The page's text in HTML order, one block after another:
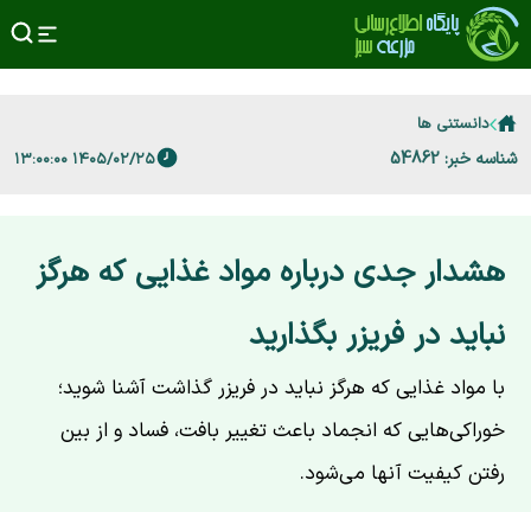
دانستنی ها
شناسه خبر: 54862 ۱۴۰۵/۰۲/۲۵ ۱۳:۰۰:۰۰
هشدار جدی درباره مواد غذایی که هرگز
نباید در فریزر بگذارید
با مواد غذایی که هرگز نباید در فریزر گذاشت آشنا شوید؛
خوراکی‌هایی که انجماد باعث تغییر بافت، فساد و از بین
رفتن کیفیت آنها می‌شود.